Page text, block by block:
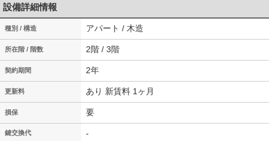
設備詳細情報
種別 / 構造 アパート / 木造
所在階 / 階数 2階 / 3階
契約期間 2年
更新料 あり 新賃料 1ヶ月
損保 要
鍵交換代 -